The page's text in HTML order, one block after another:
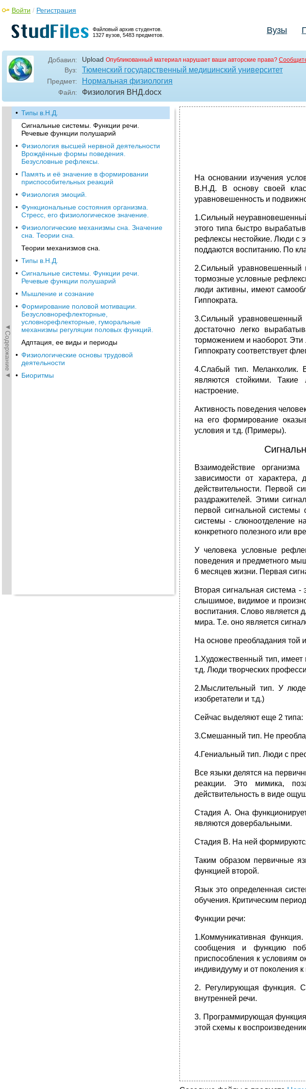
Файловый архив студентов.
1327 вузов, 5483 предметов.
Войти / Регистрация
Вузы
Добавил: Upload Опубликованный материал нарушает ваши авторские права?
Вуз: Тюменский государственный медицинский университет
Предмет: Нормальная физиология
Файл: Физиология ВНД.docx
◄Содержание◄
• Типы в.Н.Д.
Сигнальные системы. Функции речи.
Речевые функции полушарий
• Физиология высшей нервной деятельности
Врождённые формы поведения.
Безусловные рефлексы.
• Память и её значение в формировании
приспособительных реакций
• Физиология эмоций.
• Функциональные состояния организма.
Стресс, его физиологическое значение.
• Физиологические механизмы сна. Значение
сна. Теории сна.
Теории механизмов сна.
• Типы в.Н.Д.
• Сигнальные системы. Функции речи.
Речевые функции полушарий
• Мышление и сознание
• Формирование половой мотивации.
Безусловнорефлекторные,
условнорефлекторные, гуморальные
механизмы регуляции половых функций.
Адптация, ее виды и периоды
• Физиологические основы трудовой
деятельности
• Биоритмы
На основании изучения
В.Н.Д. В основу своей
уравновешенность и
1.Сильный
этого типа быстро
рефлексы нестойкие. Люди с
поддаются воспитанию. По
2.Сильный уравновешенный
тормозные условные
люди активны, имеют
Гиппократа.
3.Сильный уравновешенный
достаточно легко
торможением и наоборот.
Гиппократу соответствует
4.Слабый тип. Меланхолик.
являются стойкими. Такие
настроение.
Активность поведения
на его формирование
условия и т.д. (Примеры).
Взаимодействие
зависимости от
действительности. Первой
раздражителей. Этими
первой сигнальной
системы - слюноотделение
конкретного полезного или
У человека условные
поведения и предметного
6 месяцев жизни. Первая
Вторая сигнальная система
слышимое, видимое и
воспитания. Слово является
мира. Т.е. оно является
На основе преобладания
1.Художественный тип,
т.д. Люди творческих
2.Мыслительный тип. У
изобретатели и т.д.)
Сейчас выделяют еще 2 типа:
3.Смешанный тип. Не
4.Гениальный тип. Люди с
Все языки делятся на
реакции. Это мимика,
действительность в виде
Стадия А. Она
являются довербальными.
Стадия B. На ней
Таким образом первичные
функцией второй.
Язык это определенная
обучения. Критическим
Функции речи:
1.Коммуникативная
сообщения и функцию
приспособления к условиям
индивидууму и от поколения
2. Регулирующая функция.
внутренней речи.
3. Программирующая
этой схемы к